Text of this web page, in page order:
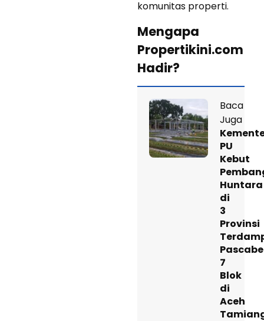
komunitas properti.
Mengapa
Propertikini.com
Hadir?
Baca
Juga
PU
Kebut
Huntara
di
3
Provinsi
7
Blok
di
Aceh